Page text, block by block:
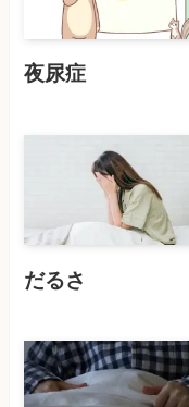
夜尿症
だるさ